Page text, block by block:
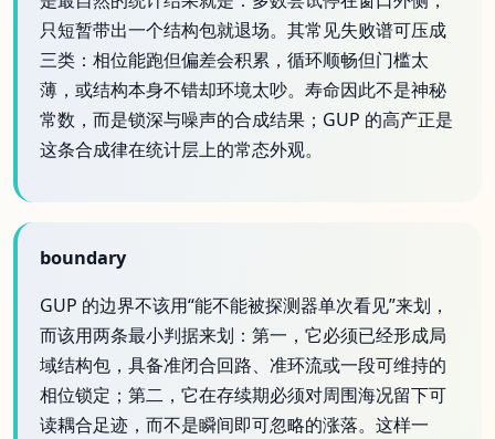
只短暂带出一个结构包就退场。其常见失败谱可压成
三类：相位能跑但偏差会积累，循环顺畅但门槛太
薄，或结构本身不错却环境太吵。寿命因此不是神秘
常数，而是锁深与噪声的合成结果；GUP 的高产正是
这条合成律在统计层上的常态外观。
boundary
GUP 的边界不该用“能不能被探测器单次看见”来划，
而该用两条最小判据来划：第一，它必须已经形成局
域结构包，具备准闭合回路、准环流或一段可维持的
相位锁定；第二，它在存续期必须对周围海况留下可
读耦合足迹，而不是瞬间即可忽略的涨落。这样一